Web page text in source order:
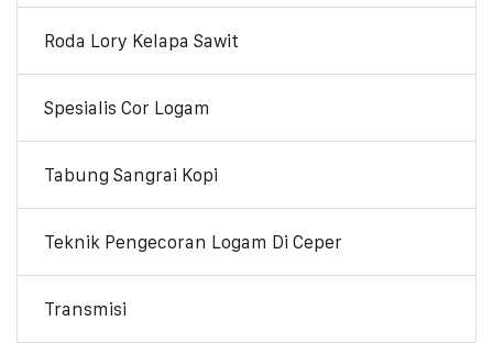
Roda Lory Kelapa Sawit
Spesialis Cor Logam
Tabung Sangrai Kopi
Teknik Pengecoran Logam Di Ceper
Transmisi